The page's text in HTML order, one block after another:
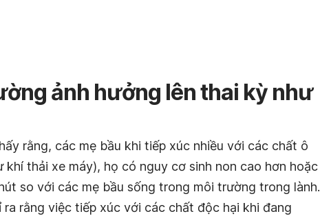
ảnh hưởng lên thai kỳ như
rằng, các mẹ bầu khi tiếp xúc nhiều với các chất ô
khí thải xe máy), họ có nguy cơ sinh non cao hơn hoặc
so với các mẹ bầu sống trong môi trường trong lành.
rằng việc tiếp xúc với các chất độc hại khi đang